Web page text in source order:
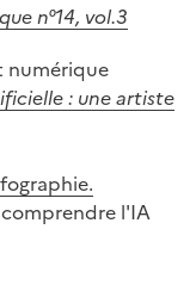
n°14, vol.3
numérique
: une artiste
l'IA